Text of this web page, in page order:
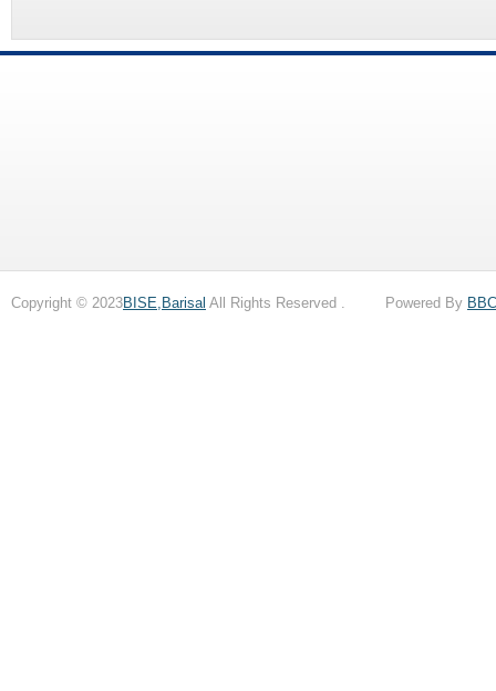
Copyright © 2023BISE,Barisal All Rights Reserved . Powered By